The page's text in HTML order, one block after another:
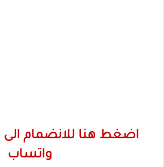
اضغط هنا للانضمام الى
واتساب